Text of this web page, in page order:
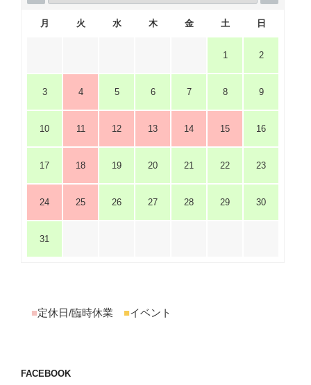
月 火 水 木 金 土 日
1 2
3 4 5 6 7 8 9
10 11 12 13 14 15 16
17 18 19 20 21 22 23
24 25 26 27 28 29 30
31
■定休日/臨時休業 ■イベント
FACEBOOK